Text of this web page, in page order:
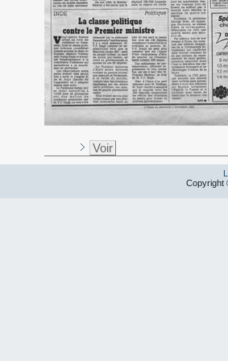
Voir
Copyright